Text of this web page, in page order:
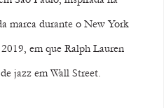
marca durante o New York
em que Ralph Lauren
jazz em Wall Street.